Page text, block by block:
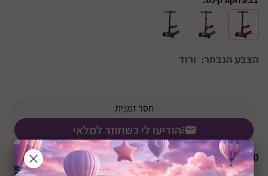
הצבע הנבחר: ורוד
חסר זמנית
הודיעו לי כשחוזר למלאי
₪0